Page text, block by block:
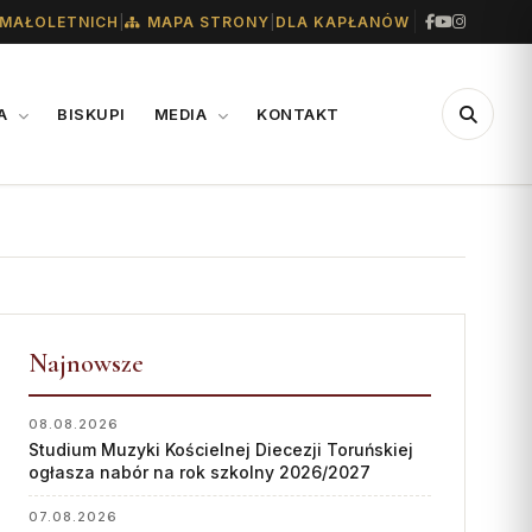
MAPA STRONY DLA KAPŁANÓW
BISKUPI MEDIA KONTAKT
MEDIALNE
Biuro
Współpraca
„GŁOS Z TORUNIA"
Redakcja
Archiwum
Ofiary na seminarium
Najnowsze
08.08.2026
Studium Muzyki Kościelnej Diecezji Toruńskiej
ogłasza nabór na rok szkolny 2026/2027
07.08.2026